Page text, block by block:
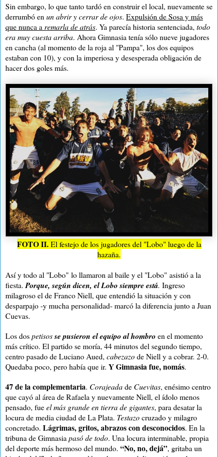
Sin embargo, lo que tanto tardó en construir el local, nuevamente se
derrumbó en un abrir y cerrar de ojos. Expulsión de Sosa y más
que nunca a remarla de atrás. Ya parecía historia sentenciada, todo
era muy cuesta arriba. Ahora Gimnasia tenía sólo nueve jugadores
en cancha (al momento de la roja al "Pampa", los dos equipos
estaban con 10), y con la imperiosa y desesperada obligación de
hacer dos goles más.
FOTO II.El festejo de los jugadores del "Lobo" luego de la
hazaña.
Así y todo al "Lobo" lo llamaron al baile y el "Lobo" asistió a la
fiesta.Porque, según dicen, el Lobo siempre está. Ingreso
milagroso el de Franco Niell, que entendió la situación y con
desparpajo -y mucha personalidad- marcó la diferencia junto a Juan
Cuevas.
Los dospetisosse pusieron el equipo al hombro en el momento
más crítico. El partido se moría, 44 minutos del segundo tiempo,
centro pasado de Luciano Aued, cabezazode Niell y a cobrar. 2-0.
Quedaba poco, pero había que ir. Y Gimnasia fue, nomás.
47 de la complementaria. Corajeadade Cuevitas, enésimo centro
que cayó al área de Rafaela y nuevamente Niell, el ídolo menos
pensado, fueel más grande en tierra de gigantes, para desatar la
locura de media ciudad de La Plata. Testazocruzado y milagro
concretado. Lágrimas, gritos, abrazos con desconocidos. En la
tribuna de Gimnasiapasó de todo. Una locura interminable, propia
del deporte más hermoso del mundo. “No, no, dejá”, gritaba un